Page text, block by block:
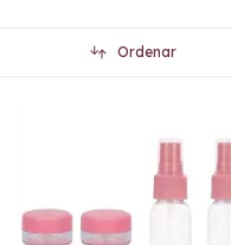
Ordenar